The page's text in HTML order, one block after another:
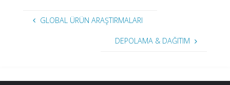
GLOBAL ÜRÜN ARAŞTIRMALARI
DEPOLAMA & DAĞITIM